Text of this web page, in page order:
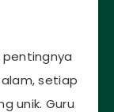
pentingnya
setiap
unik. Guru